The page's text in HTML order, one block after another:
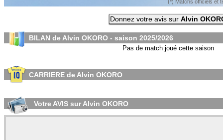
(*) Matchs officiels et
Donnez votre avis sur Alvin
BILAN de Alvin OKORO - saison 2025/2026
Pas de match joué cette saison
CARRIERE de Alvin OKORO
Votre AVIS sur Alvin OKORO